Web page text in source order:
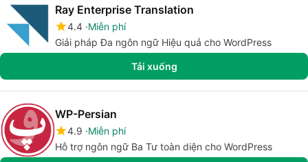
Ray Enterprise Translation
4.4 Miễn phí
Giải pháp Đa ngôn ngữ Hiệu quả cho WordPress
Tải xuống
WP-Persian
4.9 Miễn phí
Hỗ trợ ngôn ngữ Ba Tư toàn diện cho WordPress